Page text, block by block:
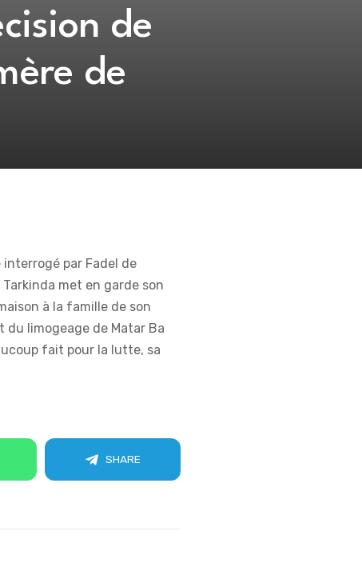
de
de
interrogé par Fadel de
met en garde son
à la famille de son
du limogeage de Matar Ba
fait pour la lutte, sa
SHARE